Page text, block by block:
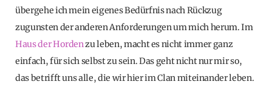
übergehe ich mein eigenes Bedürfnis nach Rückzug
zugunsten der anderen Anforderungen um mich herum. Im
Haus der Hordenzu leben, macht es nicht immer ganz
einfach, für sich selbst zu sein. Das geht nicht nur mir so,
das betrifft uns alle, die wir hier im Clan miteinander leben.